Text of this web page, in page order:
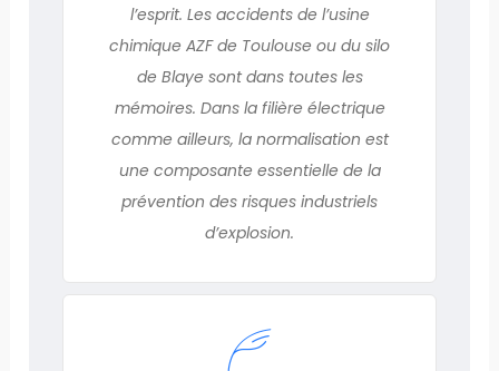
l’esprit. Les accidents de l’usine
chimique AZF de Toulouse ou du silo
de Blaye sont dans toutes les
mémoires. Dans la filière électrique
comme ailleurs, la normalisation est
une composante essentielle de la
prévention des risques industriels
d’explosion.